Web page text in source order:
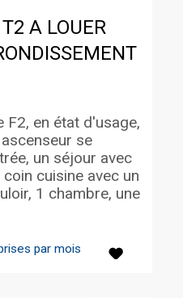
A LOUER
par mois
en état d'usage,
se
un séjour avec
cuisine avec un
1 chambre, une